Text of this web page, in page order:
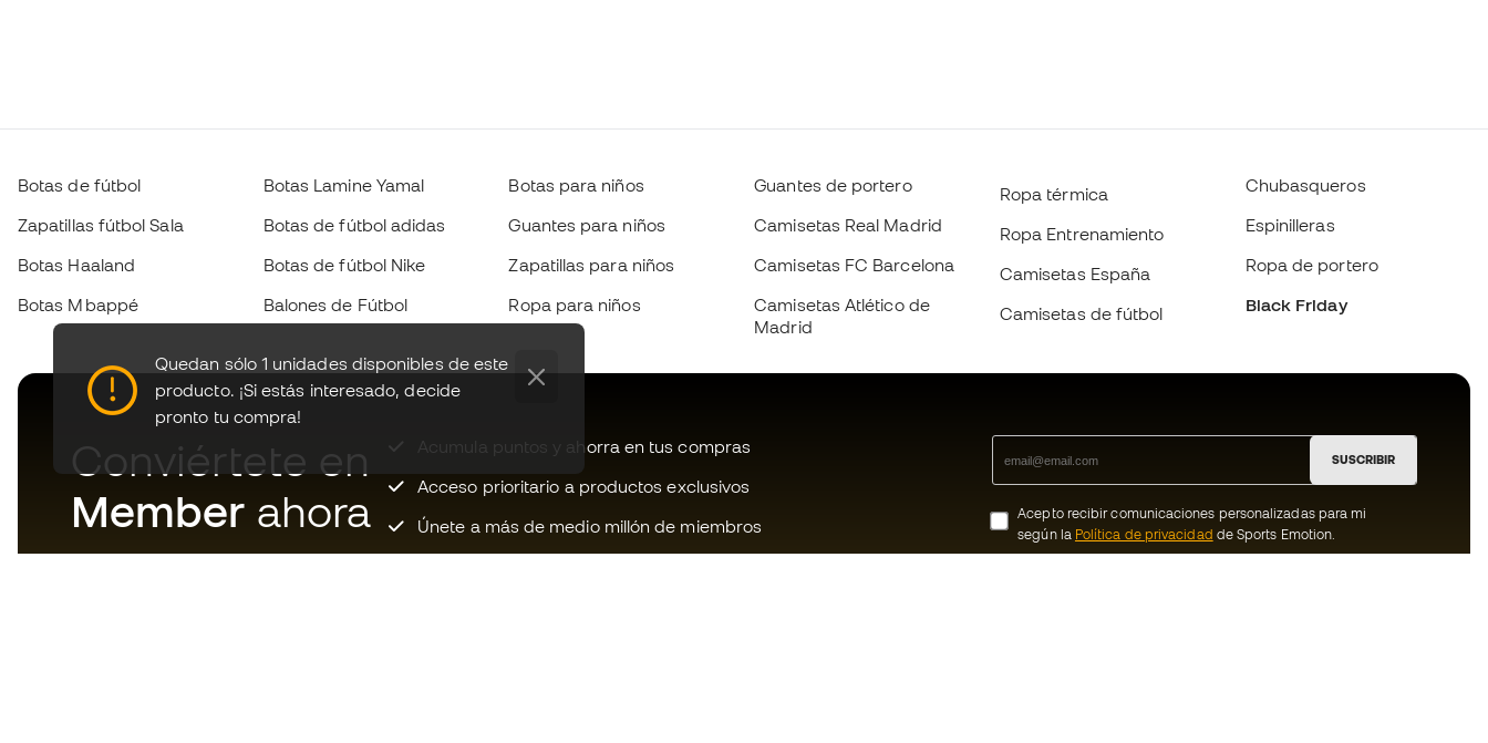
Quedan sólo 1 unidades disponibles de este
producto. ¡Si estás interesado, decide
pronto tu compra!
Botas de fútbol
Zapatillas fútbol Sala
Botas Haaland
Botas Mbappé
Botas Lamine Yamal
Botas de fútbol adidas
Botas de fútbol Nike
Balones de Fútbol
Botas para niños
Guantes para niños
Zapatillas para niños
Ropa para niños
Guantes de portero
Camisetas Real Madrid
Camisetas FC Barcelona
Camisetas Atlético de
Madrid
Ropa térmica
Ropa Entrenamiento
Camisetas España
Camisetas de fútbol
Chubasqueros
Espinilleras
Ropa de portero
Black Friday
Conviértete en
Member ahora
Acumula puntos y ahorra en tus compras
Acceso prioritario a productos exclusivos
Únete a más de medio millón de miembros
SUSCRIBIR
Acepto recibir comunicaciones personalizadas para mi
según la Política de privacidad de Sports Emotion.